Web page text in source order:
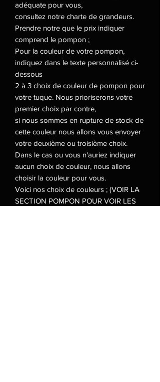
adéquate pour vous,
consultez notre charte de grandeurs.
Prendre notre que le prix indiquer
comprend le pompon ;
Pour la couleur de votre pompon,
indiquez dans le texte personnalisé ci-
dessous
2 à 3 choix de couleur de pompon pour
votre tuque. Nous prioriserons votre
premier choix par contre,
si nous sommes en rupture de stock de
cette couleur nous allons vous envoyer
votre deuxième ou troisième choix.
Dans le cas ou vous n'auriez indiquer
aucun choix de couleur, nous allons
choisir la couleur pour vous.
Voici nos choix de couleurs ; (VOIR LA
SECTION POMPON POUR VOIR LES